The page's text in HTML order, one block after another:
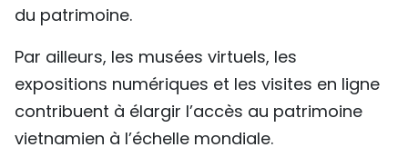
du patrimoine.
Par ailleurs, les musées virtuels, les
expositions numériques et les visites en ligne
contribuent à élargir l’accès au patrimoine
vietnamien à l’échelle mondiale.